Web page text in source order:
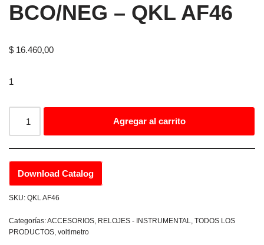
BCO/NEG – QKL AF46
$ 16.460,00
1
Agregar al carrito
Download Catalog
SKU: QKL AF46
Categorías:ACCESORIOS, RELOJES - INSTRUMENTAL, TODOS LOS
PRODUCTOS, voltimetro